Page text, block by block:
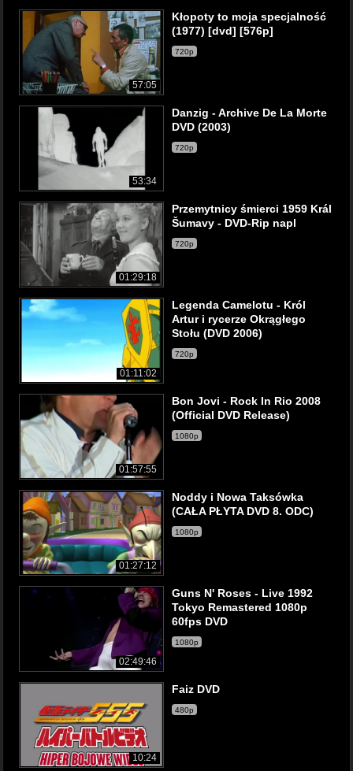
57:05
Kłopoty to moja specjalność
(1977) [dvd] [576p]
720p
53:34
Danzig - Archive De La Morte
DVD (2003)
720p
01:29:18
Przemytnicy śmierci 1959 Král
Šumavy - DVD-Rip napl
720p
01:11:02
Legenda Camelotu - Król
Artur i rycerze Okrągłego
Stołu (DVD 2006)
720p
01:57:55
Bon Jovi - Rock In Rio 2008
(Official DVD Release)
1080p
01:27:12
Noddy i Nowa Taksówka
(CAŁA PŁYTA DVD 8. ODC)
1080p
02:49:46
Guns N' Roses - Live 1992
Tokyo Remastered 1080p
60fps DVD
1080p
10:24
Faiz DVD
480p